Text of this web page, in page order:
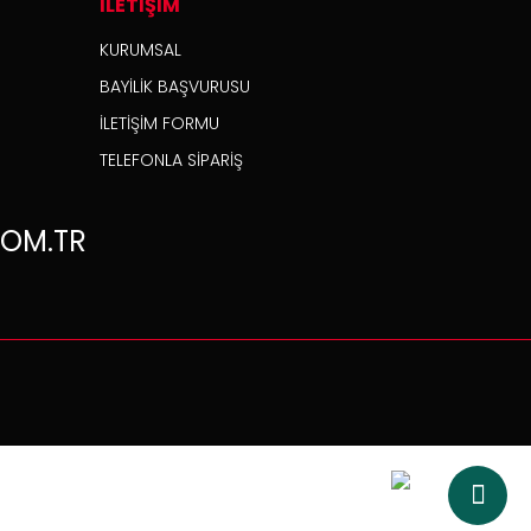
KURUMSAL
BAYİLİK BAŞVURUSU
İLETİŞİM FORMU
TELEFONLA SİPARİŞ